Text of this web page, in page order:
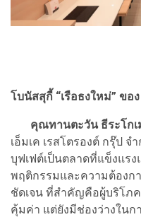
โบนัสสุกี้ “เรือธงใหม่” ขอ
คุณทานตะวัน ธีระโก
เอ็มเค เรสโตรองต์ กรุ๊ป
บุฟเฟต์เป็นตลาดที่แข็งแรง
พฤติกรรมและความต้องก
ชัดเจน ที่สำคัญคือผู้บริโภ
คุ้มค่า แต่ยังมีช่องว่างใน